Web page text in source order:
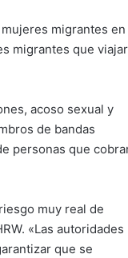
migrantes en
migrantes que
acoso sexual y
de bandas
personas que
muy real de
«Las autoridades
que se